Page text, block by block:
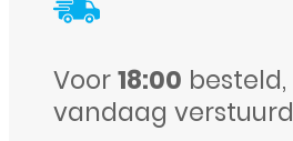
aantal
Voor18:00 besteld,
vandaag verstuurd